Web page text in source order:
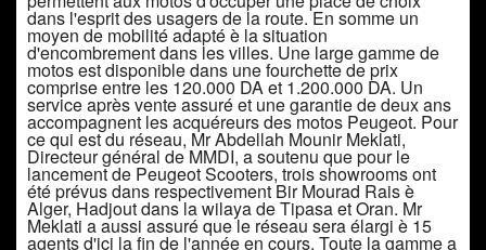
dans l'esprit des usagers de la route. En somme un
moyen de mobilité adapté è la situation
d'encombrement dans les villes. Une large gamme de
motos est disponible dans une fourchette de prix
comprise entre les 120.000 DA et 1.200.000 DA. Un
service après vente assuré et une garantie de deux ans
accompagnent les acquéreurs des motos Peugeot. Pour
ce qui est du réseau, Mr Abdellah Mounir Meklati,
Directeur général de MMDI, a soutenu que pour le
lancement de Peugeot Scooters, trois showrooms ont
été prévus dans respectivement Bir Mourad Rais è
Alger, Hadjout dans la wilaya de Tipasa et Oran. Mr
Meklati a aussi assuré que le réseau sera élargi è 15
agents d'ici la fin de l'année en cours. Toute la gamme a